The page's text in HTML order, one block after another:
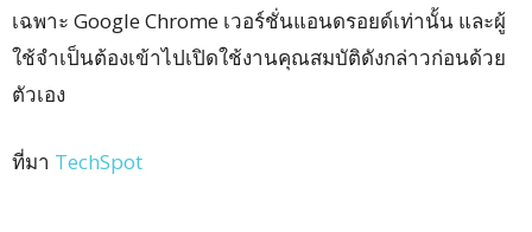
เฉพาะ Google Chrome เวอร์ชั่นแอนดรอยด์เท่านั้น และผู้
ใช้จำเป็นต้องเข้าไปเปิดใช้งานคุณสมบัติดังกล่าวก่อนด้วย
ตัวเอง
ที่มา TechSpot